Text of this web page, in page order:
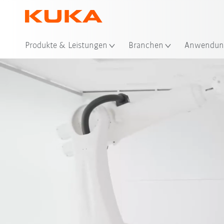
Produkte & Leistungen Branchen